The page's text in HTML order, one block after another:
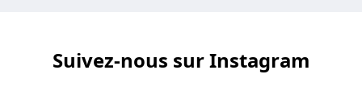
Suivez-nous sur Instagram